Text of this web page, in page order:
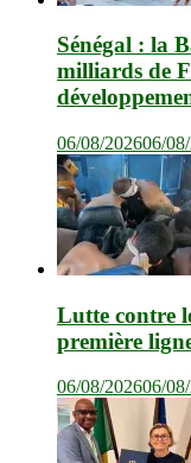
Sénégal : la
milliards de
06/08/202606/
Lutte contre
première
06/08/202606/